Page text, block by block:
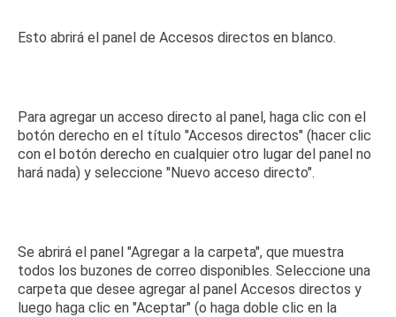
Esto abrirá el panel de Accesos directos en blanco.
Para agregar un acceso directo al panel, haga clic con el
botón derecho en el título "Accesos directos" (hacer clic
con el botón derecho en cualquier otro lugar del panel no
hará nada) y seleccione "Nuevo acceso directo".
Se abrirá el panel "Agregar a la carpeta", que muestra
todos los buzones de correo disponibles. Seleccione una
carpeta que desee agregar al panel Accesos directos y
luego haga clic en "Aceptar" (o haga doble clic en la